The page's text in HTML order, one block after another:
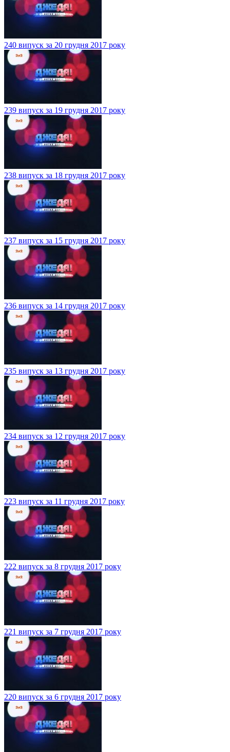
240 випуск за 20 грудня 2017 року
239 випуск за 19 грудня 2017 року
238 випуск за 18 грудня 2017 року
237 випуск за 15 грудня 2017 року
236 випуск за 14 грудня 2017 року
235 випуск за 13 грудня 2017 року
234 випуск за 12 грудня 2017 року
223 випуск за 11 грудня 2017 року
222 випуск за 8 грудня 2017 року
221 випуск за 7 грудня 2017 року
220 випуск за 6 грудня 2017 року